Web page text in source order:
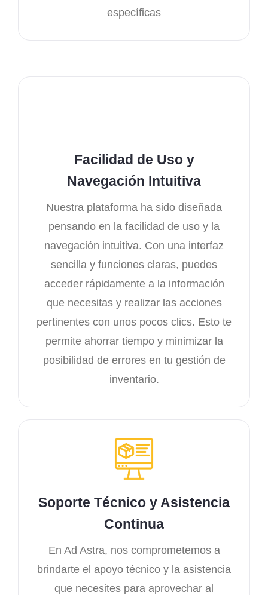
específicas
Facilidad de Uso y
Navegación Intuitiva
Nuestra plataforma ha sido diseñada
pensando en la facilidad de uso y la
navegación intuitiva. Con una interfaz
sencilla y funciones claras, puedes
acceder rápidamente a la información
que necesitas y realizar las acciones
pertinentes con unos pocos clics. Esto te
permite ahorrar tiempo y minimizar la
posibilidad de errores en tu gestión de
inventario.
Soporte Técnico y Asistencia
Continua
En Ad Astra, nos comprometemos a
brindarte el apoyo técnico y la asistencia
que necesites para aprovechar al